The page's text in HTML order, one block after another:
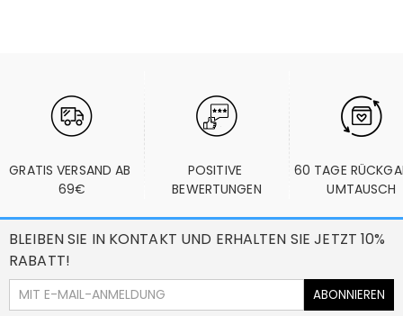
GRATIS VERSAND AB
69€
POSITIVE
BEWERTUNGEN
60 TAGE
UMTAUSCH
BLEIBEN SIE IN KONTAKT UND ERHALTEN SIE JETZT 10%
RABATT!
ABONNIEREN